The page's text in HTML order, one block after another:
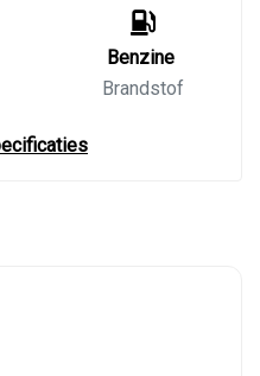
Benzine
Brandstof